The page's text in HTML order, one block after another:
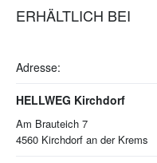
ERHÄLTLICH BEI
Adresse:
HELLWEG Kirchdorf
Am Brauteich 7
4560 Kirchdorf an der Krems